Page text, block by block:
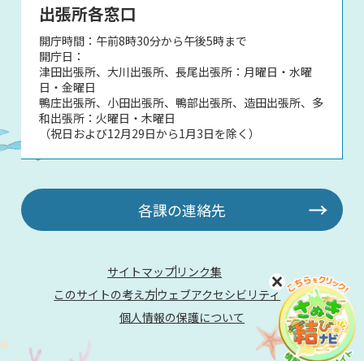
出張所各窓口
開庁時間：午前8時30分から午後5時まで
開庁日：
津田出張所、大川出張所、長尾出張所：月曜日・水曜
日・金曜日
鴨庄出張所、小田出張所、鴨部出張所、造田出張所、多
和出張所：火曜日・木曜日
（祝日および12月29日から1月3日を除く）
各課の連絡先
サイトマップ リンク集
このサイトの考え方ウェブアクセシビリティ
個人情報の保護について